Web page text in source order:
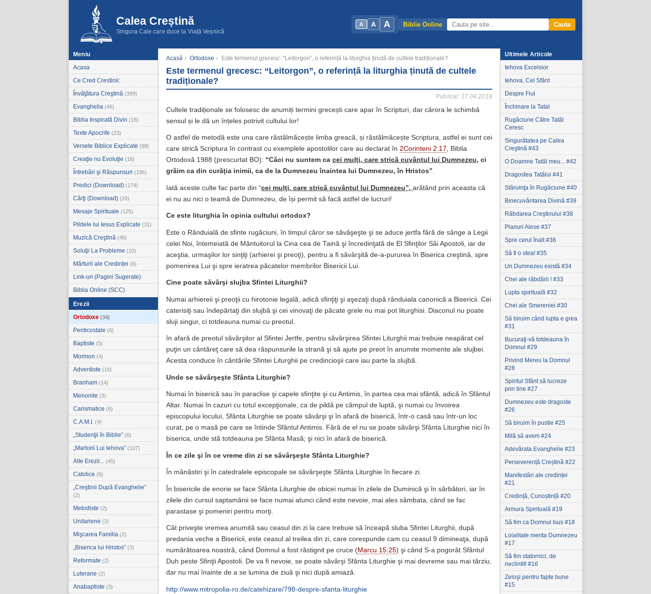
Calea Creștină
Singura Cale care duce la Viață Veșnică
A A A Biblie Online Cauta
Meniu
Acasa
Ce Cred Crestinii:
Învăţătura Creştină (399)
Evanghelia (45)
Biblia Inspirată Divin (18)
Texte Apocrife (23)
Versete Biblice Explicate (98)
Creaţie nu Evoluţie (18)
Întrebări şi Răspunsuri (196)
Predici (Download) (174)
Cărţi (Download) (20)
Mesaje Spirituale (125)
Pildele lui Iesus Explicate (31)
Muzică Creştină (48)
Soluţii La Probleme (10)
Mărturii ale Credinței (6)
Link-uri (Pagini Sugerate)
Biblia Online (SCC)
Erezii
Ortodoxe (34)
Penticostale (6)
Baptiste (5)
Mormon (4)
Adventiste (16)
Branham (14)
Menonite (3)
Carismatice (6)
C.A.M.I. (4)
„Studenţii în Biblie” (6)
„Martorii Lui Iehova” (107)
Alte Erezii... (45)
Catolice (6)
„Creştinii După Evanghelie”
(2)
Metodiste (2)
Unitariene (2)
Mişcarea Familia (2)
„Biserica lui Hristos” (3)
Reformate (2)
Luterane (2)
Anabaptiste (3)
Acasă › Ortodoxe › Este termenul grecesc: “Leitorgon”, o referință la liturghia ținută de cultele tradiționale?
Este termenul grecesc: “Leitorgon”, o referință la liturghia ținută de cultele
tradiționale?
Publicat: 17.04.2018
Cultele tradiționale se folosesc de anumiți termini grecești care apar în Scripturi, dar cărora le schimbă
sensul și le dă un înțeles potrivit cultului lor!
O astfel de metodă este una care răstălmăcește limba greacă, și răstălmăcește Scriptura, astfel ei sunt cei
care strică Scriptura în contrast cu exemplele apostolilor care au declarat în 2Corinteni 2:17, Biblia
Ortodoxă 1988 (prescurtat BO): “Căci nu suntem ca cei mulţi, care strică cuvântul lui Dumnezeu, ci
grăim ca din curăţia inimii, ca de la Dumnezeu înaintea lui Dumnezeu, în Hristos”.
Iată aceste culte fac parte din “cei mulţi, care strică cuvântul lui Dumnezeu”, arătând prin aceasta că
ei nu au nici o teamă de Dumnezeu, de își permit să facă astfel de lucruri!
Ce este liturghia în opinia cultului ortodox?
Este o Rânduială de sfinte rugăciuni, în timpul căror se săvâşeşte şi se aduce jertfa fără de sânge a Legii
celei Noi, întemeiată de Mântuitorul la Cina cea de Taină şi încredinţată de El Sfinţilor Săi Apostoli, iar de
aceştia, urmaşilor lor sinţiţi (arhierei şi preoţi), pentru a fi săvârşită de-a-pururea în Biserica creştină, spre
pomenirea Lui şi spre ieratrea păcatelor membrilor Bisericii Lui.
Cine poate săvârşi slujba Sfintei Liturghii?
Numai arhiereii şi preoţii cu hirotonie legală, adică sfinţiţi şi aşezaţi după rânduiala canonică a Bisericii. Cei
caterisiţi sau îndepărtaţi din slujbă şi cei vinovaţi de păcate grele nu mai pot liturghisi. Diaconul nu poate
sluji singur, ci totdeauna numai cu preotul.
în afară de preotul săvârşitor al Sfintei Jertfe, pentru săvârşirea Sfintei Liturghii mai trebuie neapărat cel
puţin un cântăreţ care să dea răspunsurile la strană şi să ajute pe preot în anumite momente ale slujbei.
Acesta conduce în cântările Sfintei Liturghii pe credincioşii care iau parte la slujbă.
Unde se săvârşeşte Sfânta Liturghie?
Numai în biserică sau în paraclise şi capele sfinţite şi cu Antimis, în partea cea mai sfântă, adică în Sfântul
Altar. Numai în cazuri cu totul excepţionale, ca de pildă pe câmpul de luptă, şi numai cu învoirea
episcopului locului, Sfânta Liturghie se poate săvârşi şi în afară de biserică, într-o casă sau într-un loc
curat, pe o masă pe care se întinde Sfântul Antimis. Fără de el nu se poate săvârşi Sfânta Liturghie nici în
biserica, unde stă totdeauna pe Sfânta Masă; şi nici în afară de biserică.
În ce zile şi în ce vreme din zi se săvârşeşte Sfânta Liturghie?
În mânăstiri şi în catedralele episcopale se săvârşeşte Sfânta Liturghie în fiecare zi.
În bisericile de enorie se face Sfânta Liturghie de obicei numai în zilele de Duminică şi în sărbători, iar în
zilele din cursul saptamânii se face numai atunci când este nevoie, mai ales sâmbata, când se fac
parastase şi pomeniri pentru morţi.
Cât priveşte vremea anumită sau ceasul din zi la care trebuie să înceapă sluba Sfintei Liturghii, după
predania veche a Bisericii, este ceasul al treilea din zi, care corespunde cam cu ceasul 9 dimineaţa, după
numărătoarea noastră, când Domnul a fost răstignit pe cruce (Marcu 15:25) şi când S-a pogorât Sfântul
Duh peste Sfinţii Apostoli. De va fi nevoie, se poate săvârşi Sfânta Liturghie şi mai devreme sau mai târziu,
dar nu mai înainte de a se lumina de ziuă şi nici după amiază.
http://www.mitropolia-ro.de/catehizare/798-despre-sfanta-liturghie
Ultimele Articole
Iehova Excelsior
Iehova, Cel Sfânt
Despre Fiul
Închinare la Tatal
Rugăciune Către Tatăl
Ceresc
Singurătatea pe Calea
Creştină #43
O Doamne Tatăl meu... #42
Dragostea Tatălui #41
Stăruinţa în Rugăciune #40
Binecuvântarea Divină #39
Răbdarea Creştinului #38
Planuri Alese #37
Spre cerul înalt #36
Să fi o stea! #35
Un Dumnezeu există #34
Chei ale răbdării ! #33
Lupta spirituală #32
Chei ale Smereniei #30
Să biruim când lupta e grea
#31
Bucuraţi-vă totdeauna în
Domnul #29
Privind Mereu la Domnul
#28
Spiritul Sfânt să lucreze
prin tine #27
Dumnezeu este dragoste
#26
Să biruim în pustie #25
Milă să avem #24
Adevărata Evanghelie #23
Perseverență Creștină #22
Manifestări ale credinței
#21
Credință, Cunoștință #20
Armura Spirituală #19
Să fim ca Domnul Isus #18
Loialitate merita Dumnezeu
#17
Să fim statornici‚ de
neclintit! #16
Zeloşi pentru fapte bune
#15